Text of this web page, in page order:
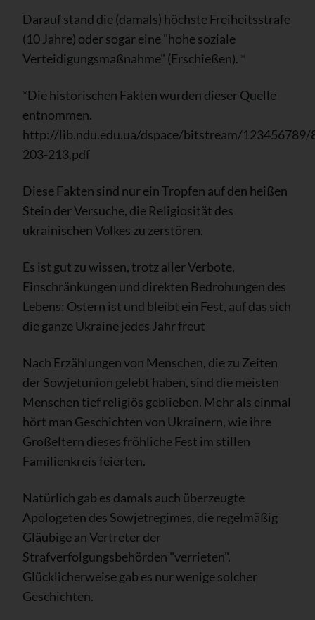
Darauf stand die (damals) höchste Freiheitsstrafe
(10 Jahre) oder sogar eine "hohe soziale
Verteidigungsmaßnahme" (Erschießen). *
*Die historischen Fakten wurden dieser Quelle
entnommen.
http://lib.ndu.edu.ua/dspace/bitstream/123456789/
203-213.pdf
Diese Fakten sind nur ein Tropfen auf den heißen
Stein der Versuche, die Religiosität des
ukrainischen Volkes zu zerstören.
Es ist gut zu wissen, trotz aller Verbote,
Einschränkungen und direkten Bedrohungen des
Lebens: Ostern ist und bleibt ein Fest, auf das sich
die ganze Ukraine jedes Jahr freut
Nach Erzählungen von Menschen, die zu Zeiten
der Sowjetunion gelebt haben, sind die meisten
Menschen tief religiös geblieben. Mehr als einmal
hört man Geschichten von Ukrainern, wie ihre
Großeltern dieses fröhliche Fest im stillen
Familienkreis feierten.
Natürlich gab es damals auch überzeugte
Apologeten des Sowjetregimes, die regelmäßig
Gläubige an Vertreter der
Strafverfolgungsbehörden "verrieten".
Glücklicherweise gab es nur wenige solcher
Geschichten.